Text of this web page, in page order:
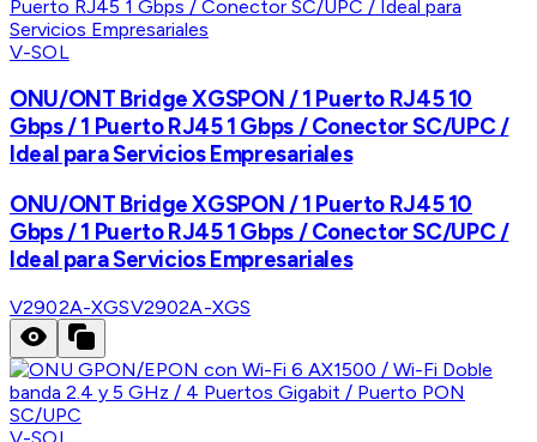
V-SOL
ONU/ONT Bridge XGSPON / 1 Puerto RJ45 10
Gbps / 1 Puerto RJ45 1 Gbps / Conector SC/UPC /
Ideal para Servicios Empresariales
ONU/ONT Bridge XGSPON / 1 Puerto RJ45 10
Gbps / 1 Puerto RJ45 1 Gbps / Conector SC/UPC /
Ideal para Servicios Empresariales
V2902A-XGSV2902A-XGS